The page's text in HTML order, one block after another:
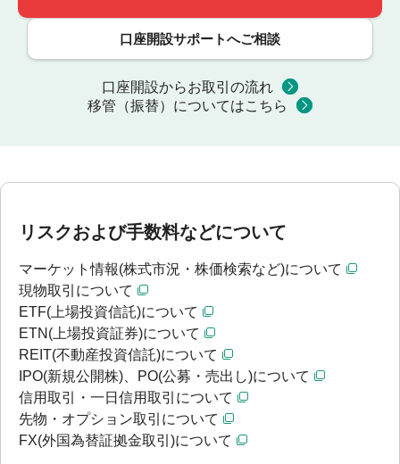
口座開設サポートへご相談
口座開設からお取引の流れ
移管（振替）についてはこちら
リスクおよび手数料などについて
マーケット情報(株式市況・株価検索など)について
現物取引について
ETF(上場投資信託)について
ETN(上場投資証券)について
REIT(不動産投資信託)について
IPO(新規公開株)、PO(公募・売出し)について
信用取引・一日信用取引について
先物・オプション取引について
FX(外国為替証拠金取引)について